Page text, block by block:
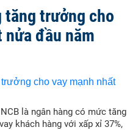
tăng trưởng cho
nửa đầu năm
là ngân hàng có mức tăng
khách hàng với xấp xỉ 37%,